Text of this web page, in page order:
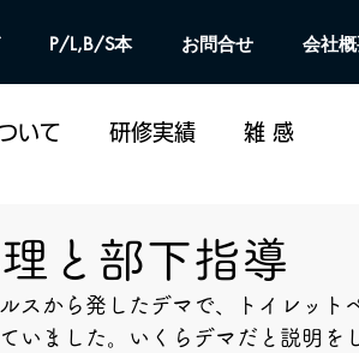
P/L,B/S本 お問合せ 会社
いて 研修実績 雑 感
と部下指導
スから発したデマで、トイレット
いました。いくらデマだと説明を